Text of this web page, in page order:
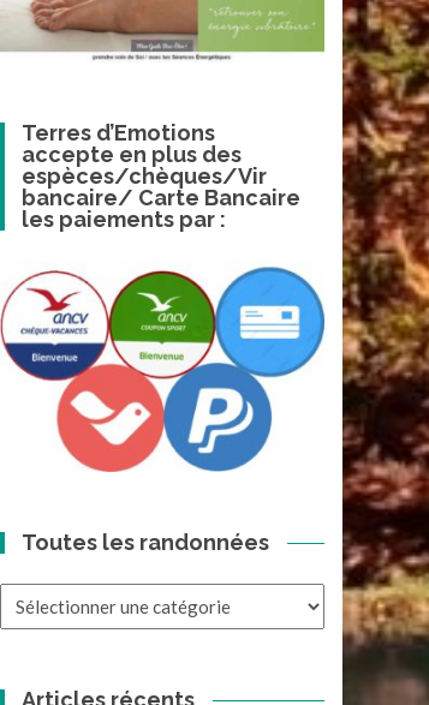
Terres d’Emotions
accepte en plus des
espèces/chèques/Vir
bancaire/ Carte Bancaire
les paiements par :
Toutes les randonnées
Articles récents